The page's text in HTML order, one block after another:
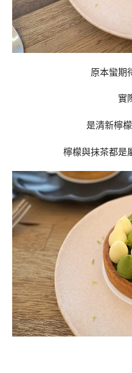
原本蠻期
實
是清新檸
檸檬與抹茶都是